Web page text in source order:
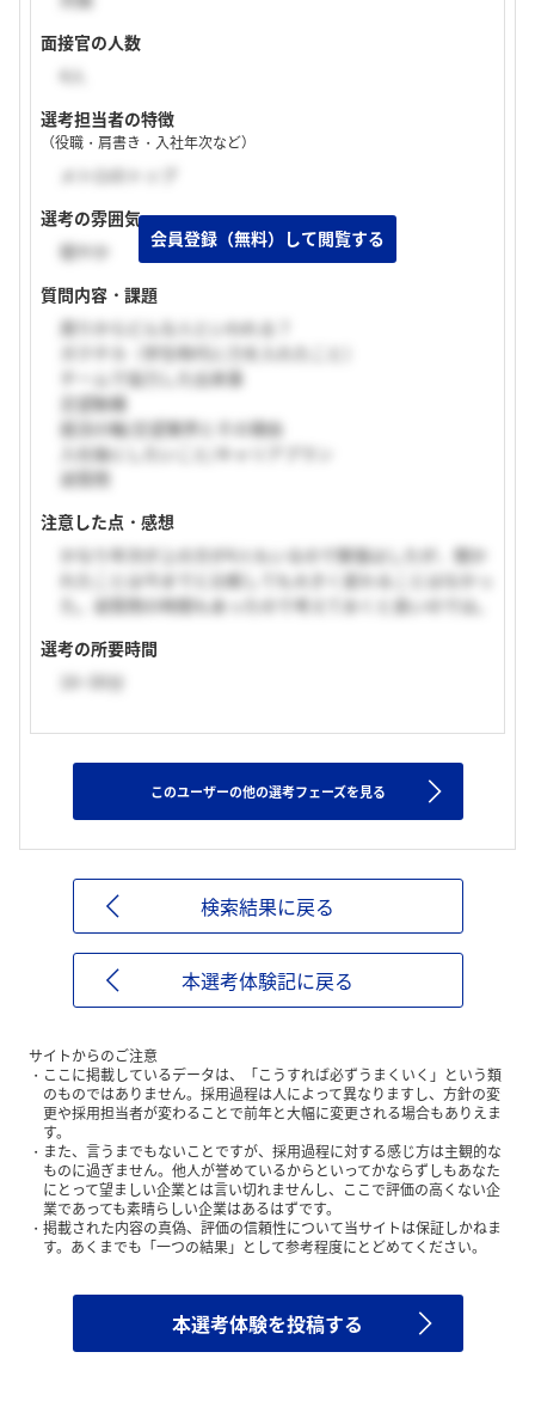
面接官の人数
4人
選考担当者の特徴
（役職・肩書き・入社年次など）
メトロのトップ
選考の雰囲気
穏やか
質問内容・課題
周りからどんな人といわれる？
ガクチカ（学生時代に力を入れたこと）
チームで協力した出来事
志望動機
就活の軸/志望業界とその理由
入社後にしたいこと/キャリアプラン
逆質問
注意した点・感想
かなり年次が上の方が4人もいるので緊張はしたが、聞か
れたことは今までと比較しても大きく変わることはなかっ
た。逆質問の時間もあったので考えておくと良いのでは。
選考の所要時間
16~30分
このユーザーの他の選考フェーズを見る
検索結果に戻る
本選考体験記に戻る
サイトからのご注意
ここに掲載しているデータは、「こうすれば必ずうまくいく」という類
のものではありません。採用過程は人によって異なりますし、方針の変
更や採用担当者が変わることで前年と大幅に変更される場合もありえま
す。
また、言うまでもないことですが、採用過程に対する感じ方は主観的な
ものに過ぎません。他人が誉めているからといってかならずしもあなた
にとって望ましい企業とは言い切れませんし、ここで評価の高くない企
業であっても素晴らしい企業はあるはずです。
掲載された内容の真偽、評価の信頼性について当サイトは保証しかねま
す。あくまでも「一つの結果」として参考程度にとどめてください。
本選考体験を投稿する